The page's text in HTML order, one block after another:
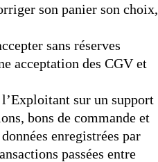
son panier son choix,
sans réserves
acceptation des CGV et
sur un support
bons de commande et
enregistrées par
passées entre